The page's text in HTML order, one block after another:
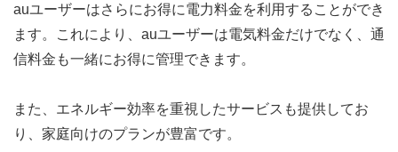
auユーザーはさらにお得に電力料金を利用することができ
ます。これにより、auユーザーは電気料金だけでなく、通
信料金も一緒にお得に管理できます。
また、エネルギー効率を重視したサービスも提供してお
り、家庭向けのプランが豊富です。